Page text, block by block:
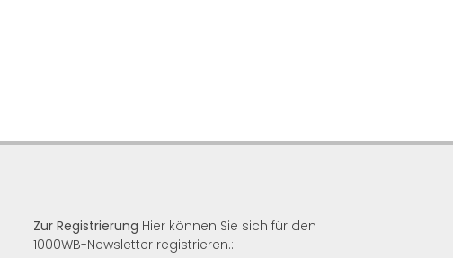
Zur Registrierung Hier können Sie sich für den
1000WB-Newsletter registrieren.: